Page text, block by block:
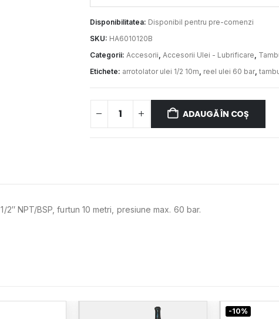
Disponibilitatea: Disponibil pentru pre-comenzi
SKU: HA6010120B
Categorii: Accesorii, Accesorii Ulei - Lubrificare,
Etichete: arrotolator ulei 1/2 10m, reel ulei 60 bar,
ADAUGĂ ÎN COȘ
, 1/2″ NPT/BSP, furtun 10 metri, presiune max. 60 bar.
-10%